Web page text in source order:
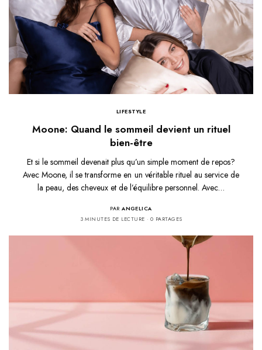
LIFESTYLE
Moone: Quand le sommeil devient un rituel
bien-être
Et si le sommeil devenait plus qu’un simple moment de repos?
Avec Moone, il se transforme en un véritable rituel au service de
la peau, des cheveux et de l’équilibre personnel. Avec…
PAR ANGELICA
3 MINUTES DE LECTURE
0 PARTAGES